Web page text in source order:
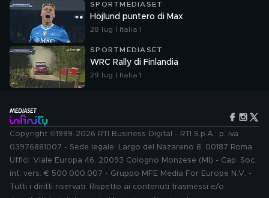
SPORTMEDIASET
Hojlund puntero di Max
28 lug | Italia 1
SPORTMEDIASET
WRC Rally di Finlandia
29 lug | Italia 1
Copyright ©1999-2026 RTI Business Digital - RTI S.p.A.: p. iva
03976881007 - Sede legale: Largo del Nazareno 8, 00187 Roma.
Uffici: Viale Europa 46, 20093 Cologno Monzese (MI) - Cap. Soc.
int. vers. € 500.000.007 - Gruppo MFE Media For Europe N.V. -
Tutti i diritti riservati. Rispetto ai contenuti trasmessi e/o